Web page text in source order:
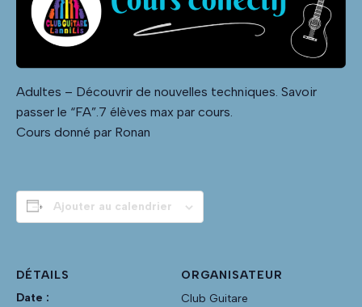
Adultes – Découvrir de nouvelles techniques. Savoir
passer le “FA”.7 élèves max par cours.
Cours donné par Ronan
Ajouter au calendrier
DÉTAILS
Date :
ORGANISATEUR
Club Guitare